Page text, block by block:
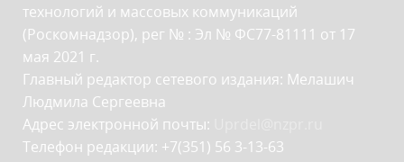
технологий и массовых коммуникаций
(Роскомнадзор), рег № : Эл № ФС77-81111 от 17
мая 2021 г.
Главный редактор сетевого издания: Мелашич
Людмила Сергеевна
Адрес электронной почты:
Телефон редакции: +7(351) 56 3-13-63